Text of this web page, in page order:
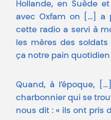
Hollande, en Suède
avec Oxfam on […] a
cette radio a servi à
les mères des soldats
ça notre pain quotidien
Quand, à l’époque,
charbonnier qui se
nous dit : « ils ont pris